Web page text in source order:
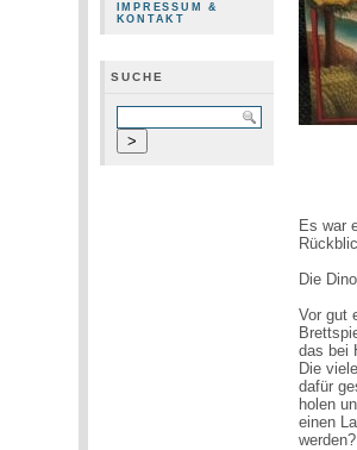
IMPRESSUM &
KONTAKT
SUCHE
Es war
Die
Vor gut
das bei
Die
dafür
holen
einen
werden?